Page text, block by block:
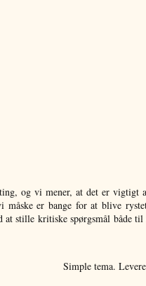
og vi mener, at det er
måske er bange for at blive
stille kritiske spørgsmål både
Simple tema.